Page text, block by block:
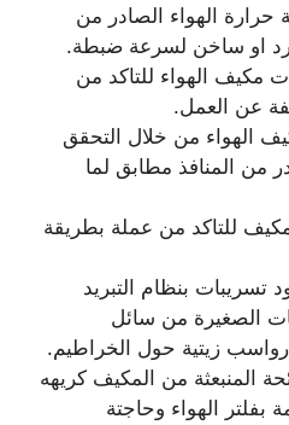
الهواء الصادر من
بارد او ساخن لسرعة ضبطة.
مكيف الهواء للتاكد من
عن العمل.
الهواء من خلال التحقق
من المنافذ مطابق لما
للتاكد من عملة بطريقة
تسريبات بنظام التبريد
الصغيرة من سائل
رواسب زيتية حول الخراطيم.
المنبعثة من المكيف كريهه
بفلتر الهواء وحاجتة